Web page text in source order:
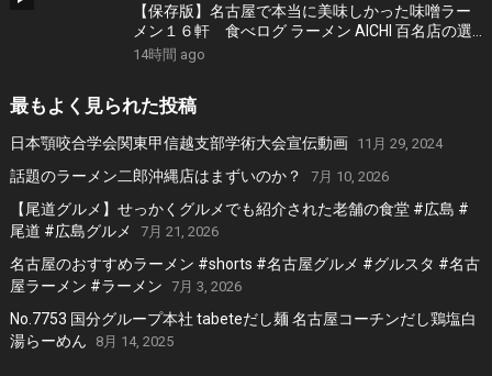
【保存版】名古屋で本当に美味しかった味噌ラー
メン１６軒 食べログ ラーメン AICHI 百名店の選
出店から札幌白味噌ラーメン、好来系薬膳味噌ら
14時間 ago
最もよく見られた投稿
日本顎咬合学会関東甲信越支部学術大会宣伝動画 11月 29, 2024
話題のラーメン二郎沖縄店はまずいのか？ 7月 10, 2026
【尾道グルメ】せっかくグルメでも紹介された老舗の食堂 #広島 #
尾道 #広島グルメ
7月 21, 2026
名古屋のおすすめラーメン #shorts #名古屋グルメ #グルスタ #名古
屋ラーメン #ラーメン 7月 3, 2026
No.7753 国分グループ本社 tabeteだし麺 名古屋コーチンだし鶏塩白
湯らーめん
8月 14, 2025